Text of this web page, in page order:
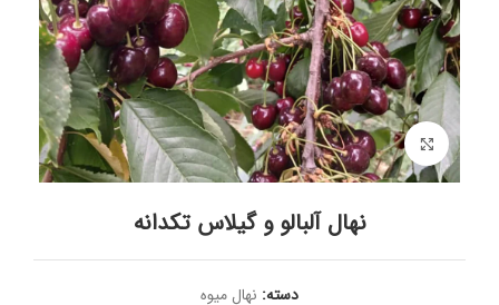
برای بزرگنمایی کلیک کنید
نهال آلبالو و گیلاس تکدانه
دسته: نهال میوه